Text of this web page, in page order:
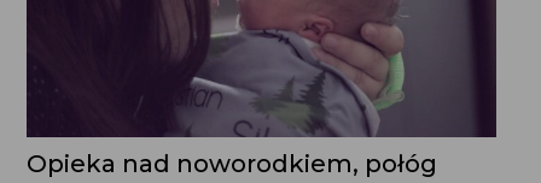
Opieka nad noworodkiem, połóg